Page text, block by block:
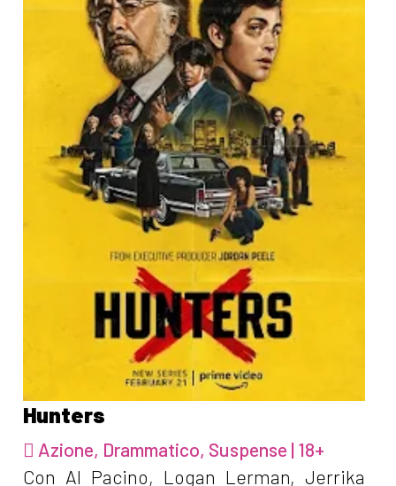
Hunters
Azione, Drammatico, Suspense | 18+
Con Al Pacino, Logan Lerman, Jerrika